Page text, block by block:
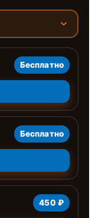
Бесплатно
Бесплатно
450 ₽